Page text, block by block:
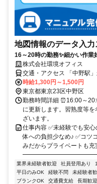
地図情報のデータ入力
16～20時の勤務✨細かい作業
株式会社環境オフィス
交通・アクセス 「中野駅
時給1,300円～1,500円
東京都東京23区中野区
勤務時間詳細 ⏰16:00～
に更新します。習熟度等
ざいます。
仕事内容 ✅未経験でも安
体への負担少なめ♪ ✅コツ
みだからプライベートも充
業界未経験者歓迎 社員登用あり
平日のみOK
経験不問 未経験者
ブランクOK
交通費支給 長期歓迎